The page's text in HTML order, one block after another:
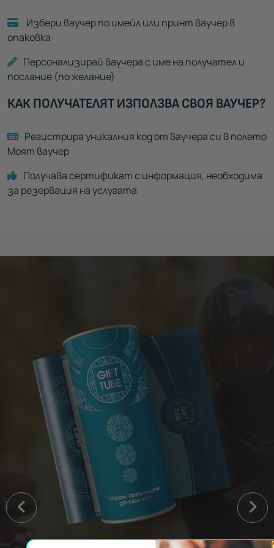
Избери ваучер по имейл или принт ваучер в
опаковка
Персонализирай ваучера с име на получател и
послание (по желание)
КАК ПОЛУЧАТЕЛЯТ ИЗПОЛЗВА СВОЯ ВАУЧЕР?
Регистрира уникалния код от ваучера си в полето
Моят ваучер
Получава сертификат с информация, необходима
за резервация на услугата